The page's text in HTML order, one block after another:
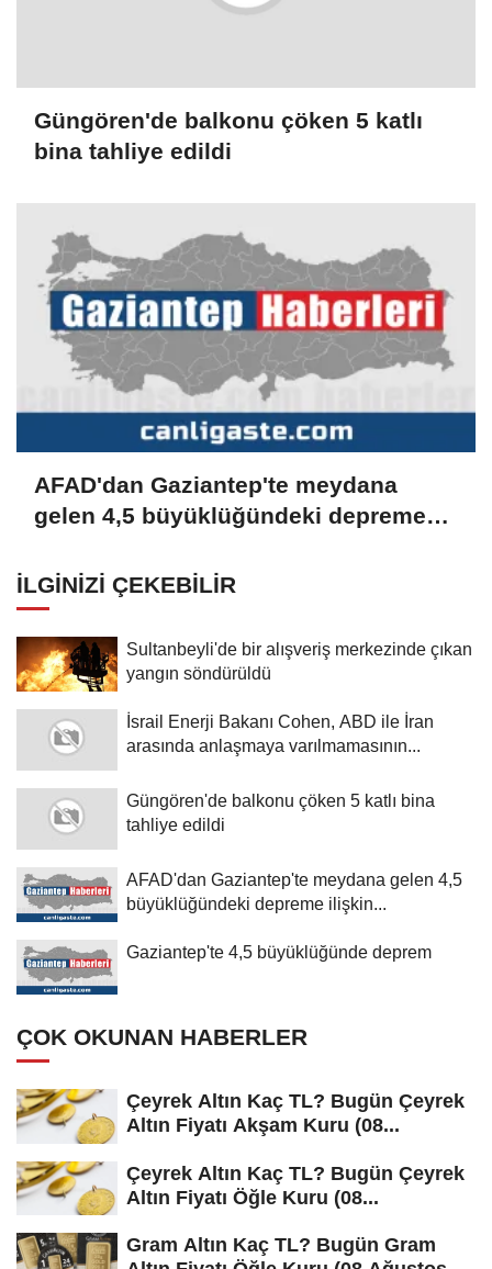
Güngören'de balkonu çöken 5 katlı
bina tahliye edildi
AFAD'dan Gaziantep'te meydana
gelen 4,5 büyüklüğündeki depreme
İLGINIZI ÇEKEBILIR
Sultanbeyli'de bir alışveriş merkezinde çıkan
yangın söndürüldü
İsrail Enerji Bakanı Cohen, ABD ile İran
arasında anlaşmaya varılmamasının...
Güngören'de balkonu çöken 5 katlı bina
tahliye edildi
AFAD'dan Gaziantep'te meydana gelen 4,5
büyüklüğündeki depreme ilişkin...
Gaziantep'te 4,5 büyüklüğünde deprem
ÇOK OKUNAN HABERLER
Çeyrek Altın Kaç TL? Bugün Çeyrek
Altın Fiyatı Akşam Kuru (08...
Çeyrek Altın Kaç TL? Bugün Çeyrek
Altın Fiyatı Öğle Kuru (08...
Gram Altın Kaç TL? Bugün Gram